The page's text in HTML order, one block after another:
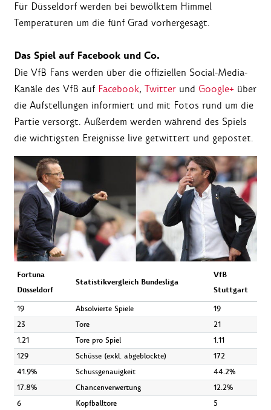
Für Düsseldorf werden bei bewölktem Himmel
Temperaturen um die fünf Grad vorhergesagt.
Das Spiel auf Facebook und Co.
Die VfB Fans werden über die offiziellen Social-Media-
Kanäle des VfB auf Facebook, Twitter und Google+ über
die Aufstellungen informiert und mit Fotos rund um die
Partie versorgt. Außerdem werden während des Spiels
die wichtigsten Ereignisse live getwittert und gepostet.
Fortuna
Düsseldorf
Statistikvergleich Bundesliga
VfB
Stuttgart
19 Absolvierte Spiele
19
23
Tore
21
1.21
Tore pro Spiel
1.11
129
Schüsse (exkl. abgeblockte)
172
41.9%
Schussgenauigkeit
44.2%
17.8%
Chancenverwertung
12.2%
6
Kopfballtore
5